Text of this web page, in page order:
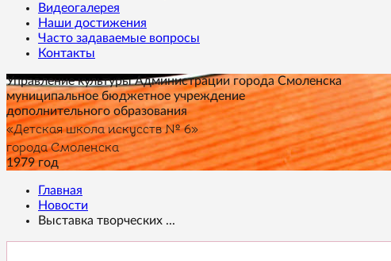
Видеогалерея
Наши достижения
Часто задаваемые вопросы
Контакты
Управление культуры Администрации города Смоленска
муниципальное бюджетное учреждение
дополнительного образования
«Детская школа искусств № 6»
города Смоленска
1979 год
Главная
Новости
Выставка творческих ...